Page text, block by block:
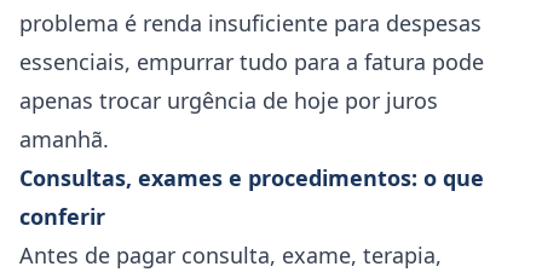
problema é renda insuficiente para despesas
essenciais, empurrar tudo para a fatura pode
apenas trocar urgência de hoje por juros
amanhã.
Consultas, exames e procedimentos: o que
conferir
Antes de pagar consulta, exame, terapia,